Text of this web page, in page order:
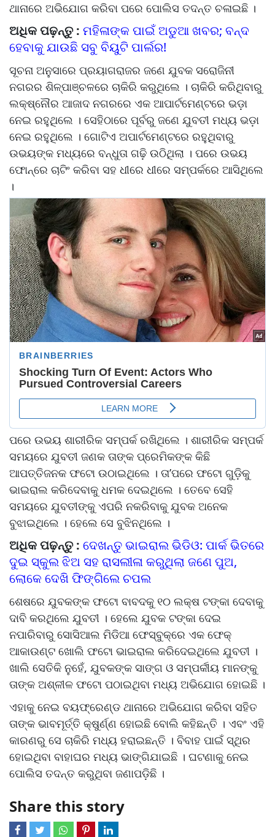
ଥାନାରେ ଅଭିଯୋଗ କରିବା ପରେ ପୋଲିସ ତଦନ୍ତ ଚଳାଇଛି ।
ଅଧିକ ପଢ଼ନ୍ତୁ : ମହିଳାଙ୍କ ପାଇଁ ଅଡୁଆ ଖବର; ବନ୍ଦ
ହେବାକୁ ଯାଉଛି ସବୁ ବିୟୁଟି ପାର୍ଲର!
ସୂଚନା ଅନୁସାରେ ପ୍ରୟାଗରାଜର ଜଣେ ଯୁବକ ସରୋଜିନୀ
ନଗରର ଶିଳ୍ପାଞ୍ଚଳରେ ଚାକିରି କରୁଥିଲେ । ଚାକିରି କରିଥିବାରୁ
ଲକ୍ଷ୍ନୌର ଆଜାଦ ନଗରରେ ଏକ ଆପାର୍ଟମେଣ୍ଟରେ ଭଡ଼ା
ନେଇ ରହୁଥିଲେ । ସେହିଠାରେ ପୂର୍ବରୁ ଜଣେ ଯୁବତୀ ମଧ୍ୟ ଭଡ଼ା
ନେଇ ରହୁଥିଲେ । ଗୋଟିଏ ଅପାର୍ଟମେଣ୍ଟରେ ରହୁଥିବାରୁ
ଉଭୟଙ୍କ ମଧ୍ୟରେ ବନ୍ଧୁତା ଗଢ଼ି ଉଠିଥିଲା । ପରେ ଉଭୟ
ଫୋନ୍‌ରେ ଚାଟିଂ କରିବା ସହ ଧୀରେ ଧୀରେ ସମ୍ପର୍କରେ ଆସିଥିଲେ
।
ପରେ ଉଭୟ ଶାରୀରିକ ସମ୍ପର୍କ ରଖିଥିଲେ । ଶାରୀରିକ ସମ୍ପର୍କ
ସମୟରେ ଯୁବତୀ ଜଣକ ତାଙ୍କ ପ୍ରେମିକଙ୍କ କିଛି
ଆପତ୍ତିଜନକ ଫଟୋ ଉଠାଇଥିଲେ । ତା’ପରେ ଫଟୋ ଗୁଡ଼ିକୁ
ଭାଇରାଲ କରିଦେବାକୁ ଧମକ ଦେଇଥିଲେ । ତେବେ ସେହି
ସମୟରେ ଯୁବତୀଙ୍କୁ ଏପରି ନକରିବାକୁ ଯୁବକ ଅନେକ
ବୁଝାଇଥିଲେ । ହେଲେ ସେ ବୁଝିନଥିଲେ ।
ଅଧିକ ପଢ଼ନ୍ତୁ : ଦେଖନ୍ତୁ ଭାଇରାଲ ଭିଡିଓ: ପାର୍କ ଭିତରେ
ଦୁଇ ସ୍କୁଲ ଝିଅ ସହ ରାସଲୀଳା କରୁଥିଲା ଜଣେ ପୁଅ,
ଲୋକେ ଦେଖି ଫିଙ୍ଗିଲେ ଚପଲ
ଶେଷରେ ଯୁବକଙ୍କ ଫଟୋ ବାବଦକୁ ୧୦ ଲକ୍ଷ ଟଙ୍କା ଦେବାକୁ
ଦାବି କରଥିଲେ ଯୁବତୀ । ହେଲେ ଯୁବକ ଟଙ୍କା ଦେଇ
ନପାରିବାରୁ ସୋସିଆଲ ମିଡିଆ ଫେସ୍‌ବୁକ୍‌ରେ ଏକ ଫେକ୍‌
ଆକାଉଣ୍ଟ ଖୋଲି ଫଟୋ ଭାଇରାଲ କରିଦେଇଥିଲେ ଯୁବତୀ ।
ଖାଲି ସେତିକି ନୁହେଁ, ଯୁବକଙ୍କ ସାଙ୍ଗ ଓ ସମ୍ପର୍କୀୟ ମାନଙ୍କୁ
ତାଙ୍କ ଅଶ୍ଳୀଳ ଫଟୋ ପଠାଇଥିବା ମଧ୍ୟ ଅଭିଯୋଗ ହୋଇଛି ।
ଏହାକୁ ନେଇ ବୟଫ୍ରେଣ୍ଡ ଥାନାରେ ଅଭିଯୋଗ କରିବା ସହିତ
ତାଙ୍କ ଭାବମୂର୍ତ୍ତି କ୍ଷୁର୍ଣ୍ଣ ହୋଇଛି ବୋଲି କହିଛନ୍ତି । ଏବଂ ଏହି
କାରଣରୁ ସେ ଚାକିରି ମଧ୍ୟ ହରାଇଛନ୍ତି । ବିବାହ ପାଇଁ ସ୍ଥିର
ହୋଇଥିବା ବାହାଘର ମଧ୍ୟ ଭାଙ୍ଗିଯାଇଛି । ଘଟଣାକୁ ନେଇ
ପୋଲିସ ତଦନ୍ତ କରୁଥିବା ଜଣାପଡ଼ିଛି ।
Share this story